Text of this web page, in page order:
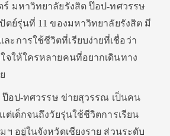
มหาวิทยาลัยรังสิต ป๊อป-ทศวรรษ
ตย์รุ่นที่ 11 ของมหาวิทยาลัยรังสิต มี
ะการใช้ชีวิตที่เรียบง่ายที่เชื่อว่า
จให้ใครหลายคนที่อยากเดินทาง
ป๊อป-ทศวรรษ ข่ายสุวรรณ เป็นคน
ต่เด็กจนถึงวัยรุ่นใช้ชีวิตการเรียน
ฯ อยู่ในจังหวัดเชียงราย ส่วนระดับ